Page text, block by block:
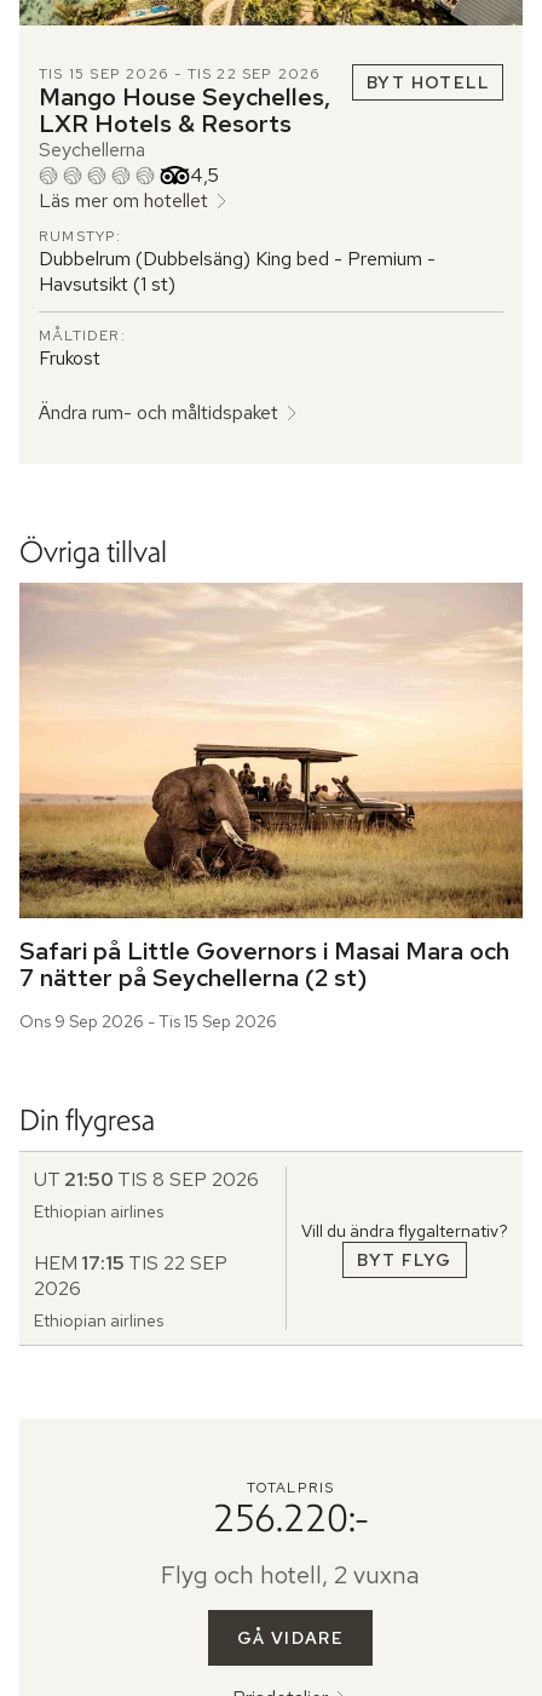
TIS 15 SEP 2026 - TIS 22 SEP 2026
Mango House Seychelles,
LXR Hotels & Resorts
Seychellerna
4,5
Betyg från Tripadvisor: 4.5 of 5
Läs mer om hotellet
BYT HOTELL
RUMSTYP:
Dubbelrum (Dubbelsäng) King bed - Premium -
Havsutsikt (1 st)
MÅLTIDER:
Frukost
Ändra rum- och måltidspaket
Övriga tillval
Safari på Little Governors i Masai Mara och
7 nätter på Seychellerna (2 st)
Ons 9 Sep 2026 - Tis 15 Sep 2026
Din flygresa
UT 21:50 TIS 8 SEP 2026
Ethiopian airlines
HEM 17:15 TIS 22 SEP
2026
Ethiopian airlines
BYT FLYG
Vill du ändra flygalternativ?
TOTALPRIS
256.220:-
Flyg och hotell, 2 vuxna
GÅ VIDARE